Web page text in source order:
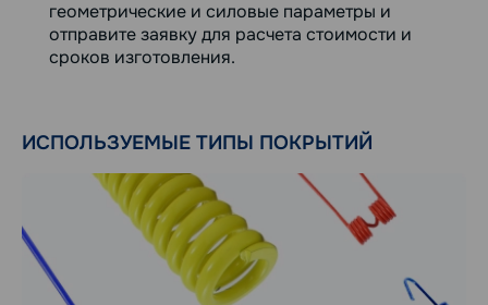
геометрические и силовые параметры и
отправите заявку для расчета стоимости и
сроков изготовления.
ИСПОЛЬЗУЕМЫЕ ТИПЫ ПОКРЫТИЙ